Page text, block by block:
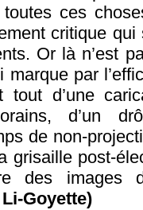
ces
critique qui
Or là n’est
marque par
tout d’une
d’un
de non-
grisaille post-
des images
Goyette)